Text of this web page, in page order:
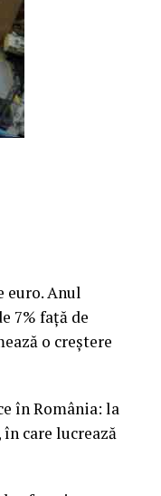
euro. Anul
7% faţă de
o creştere
în România: la
care lucrează